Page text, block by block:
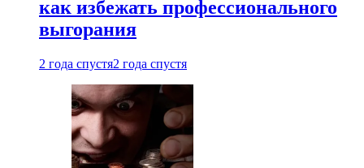
как избежать профессионального
выгорания
2 года спустя2 года спустя